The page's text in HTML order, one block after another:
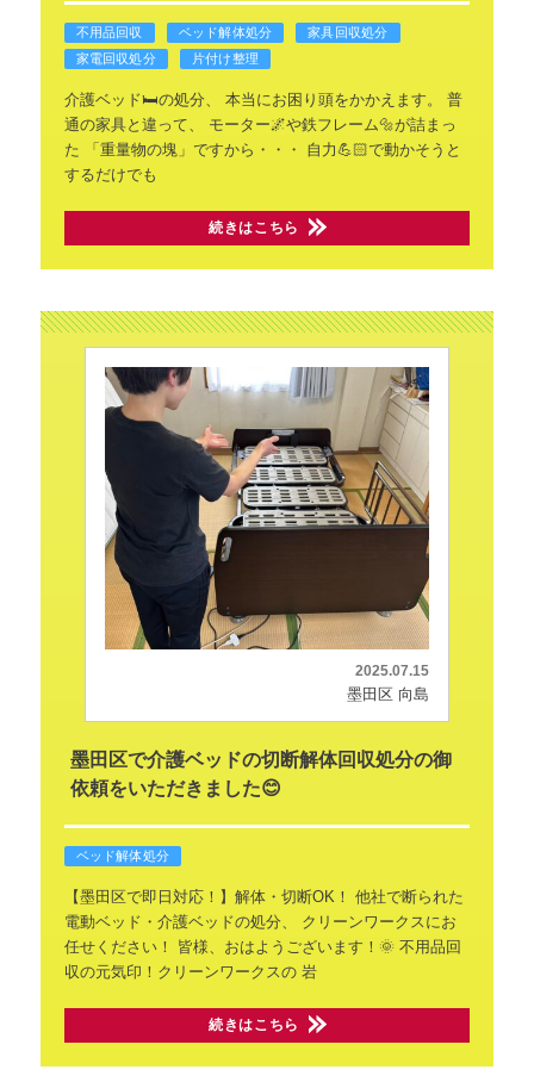
不用品回収 ベッド解体処分
家具回収処分
家電回収処分
片付け整理
介護ベッド🛏️の処分、 本当にお困り頭をかかえます。
普
通の家具と違って、
モーター🌌や鉄フレーム🔩が詰まっ
た 「重量物の塊」ですから・・・
自力💪🏻で動かそうと
するだけでも
続きはこちら
2025.07.15
墨田区 向島
墨田区で介護ベッドの切断解体回収処分の御
依頼をいただきました😊
ベッド解体処分
【墨田区で即日対応！】解体・切断OK！ 他社で断られた
電動ベッド・介護ベッドの処分、
クリーンワークスにお
任せください！
皆様、おはようございます！🌞不用品回
収の元気印！クリーンワークスの岩
続きはこちら